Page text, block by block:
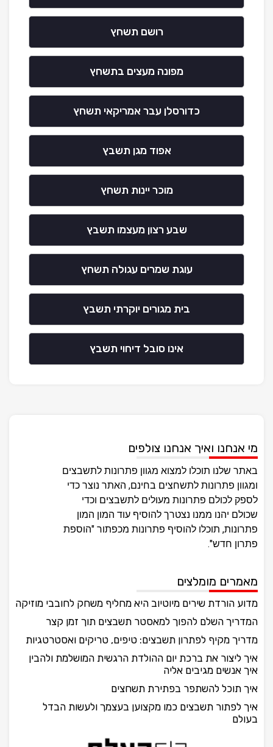
רושם תשחץ
מפונה מעצים בתשחץ
כדורסלן עבר אמריקאי תשחץ
אפוד מגן תשבץ
מוכר יינות תשחץ
שבע רצון מעצמו תשבץ
עוגת שמרים עגולה תשחץ
בית מגורים יוקרתי תשבץ
אינו סובל דיחוי תשבץ
מי אנחנו ואיך אנחנו צולפים
באתר שלנו תוכלו למצוא מגוון פתרונות לתשבצים
ומגוון פתרונות לתשחצים בחינם, האתר נוצר כדי
לספק לכולם פתרונות מעולים לתשבצים וכדי
שכולם יהנו ממנו נצטרך להוסיף עוד המון המון
פתרונות, תוכלו להוסיף פתרונות מכפתור "הוספת
פתרון חדש".
מאמרים מומלצים
מדוע הורדת שירים מיוטיוב היא מחליף משחק לחובבי מוזיקה
המדריך השלם להפוך למאסטר תשבצים תוך זמן קצר
מדריך מקיף לפתרון תשבצים: טיפים, טריקים ואסטרטגיות
איך ליצור את ברכת יום ההולדת הרגשית המושלמת ולהבין
איך אנשים מגיבים אליה
איך תוכל להשתפר בפתירת תשחצים
איך לפתור תשבצים כמו מקצוען בעצמך ולעשות הבדל
בעולם